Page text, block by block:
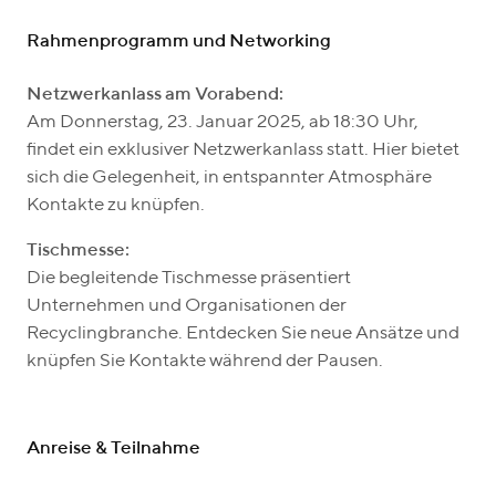
Rahmenprogramm und Networking
Netzwerkanlass am Vorabend:
Am Donnerstag, 23. Januar 2025, ab 18:30 Uhr,
findet ein exklusiver Netzwerkanlass statt. Hier bietet
sich die Gelegenheit, in entspannter Atmosphäre
Kontakte zu knüpfen.
Tischmesse:
Die begleitende Tischmesse präsentiert
Unternehmen und Organisationen der
Recyclingbranche. Entdecken Sie neue Ansätze und
knüpfen Sie Kontakte während der Pausen.
Anreise & Teilnahme